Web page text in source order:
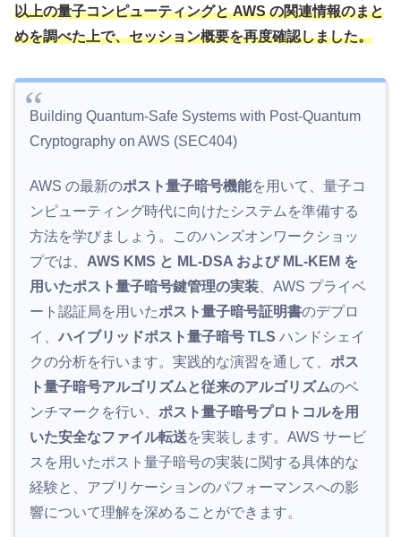
以上の量子コンピューティングと AWS の関連情報のまと
めを調べた上で、セッション概要を再度確認しました。
Building Quantum-Safe Systems with Post-Quantum
Cryptography on AWS (SEC404)
AWS の最新のポスト量子暗号機能を用いて、量子コ
ンピューティング時代に向けたシステムを準備する
方法を学びましょう。このハンズオンワークショッ
プでは、 AWS KMS と ML-DSA および ML-KEM を
用いたポスト量子暗号鍵管理の実装 、AWS プライベ
ート認証局を用いたポスト量子暗号証明書のデプロ
イ、ハイブリッドポスト量子暗号 TLS ハンドシェイ
クの分析を行います。実践的な演習を通して、 ポス
ト量子暗号アルゴリズムと従来のアルゴリズムのベ
ンチマークを行い、 ポスト量子暗号プロトコルを用
いた安全なファイル転送を実装します。AWS サービ
スを用いたポスト量子暗号の実装に関する具体的な
経験と、アプリケーションのパフォーマンスへの影
響について理解を深めることができます。